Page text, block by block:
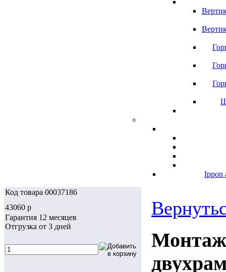
Ippon
Код товара 00037186
43060 p
Гарантия 12 месяцев
Отгрузка от 3 дней